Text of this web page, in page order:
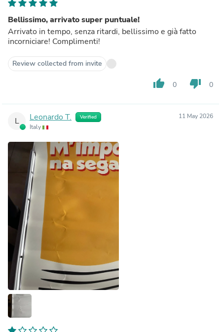
Bellissimo, arrivato super puntuale!
Arrivato in tempo, senza ritardi, bellissimo e già fatto
incorniciare! Complimenti!
Review collected from invite
thumb_up 0 thumb_down 0
L Leonardo T. Verified
Italy
11 May 2026